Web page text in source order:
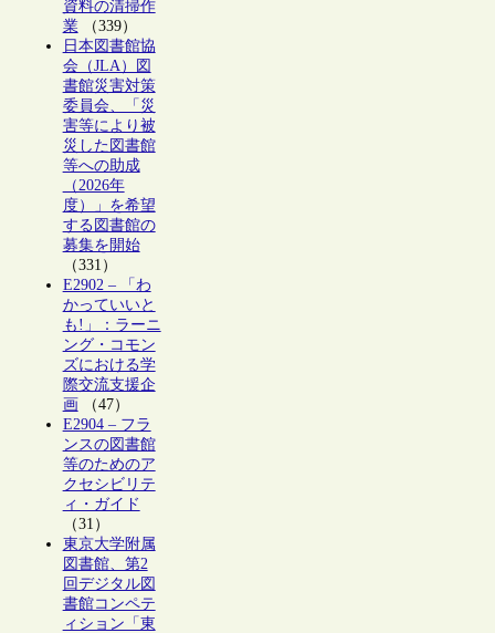
資料の清掃作
業（339）
日本図書館協
会（JLA）図
書館災害対策
委員会、「災
害等により被
災した図書館
等への助成
（2026年
度）」を希望
する図書館の
募集を開始
（331）
E2902 – 「わ
かっていいと
も!」：ラーニ
ング・コモン
ズにおける学
際交流支援企
画 （47）
E2904 – フラ
ンスの図書館
等のためのア
クセシビリテ
ィ・ガイド
（31）
東京大学附属
図書館、第2
回デジタル図
書館コンペテ
ィション「東